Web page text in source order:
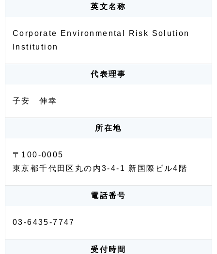
英文名称
Corporate Environmental Risk Solution
Institution
代表理事
子安 伸幸
所在地
〒100-0005
東京都千代田区丸の内3-4-1 新国際ビル4階
電話番号
03-6435-7747
受付時間